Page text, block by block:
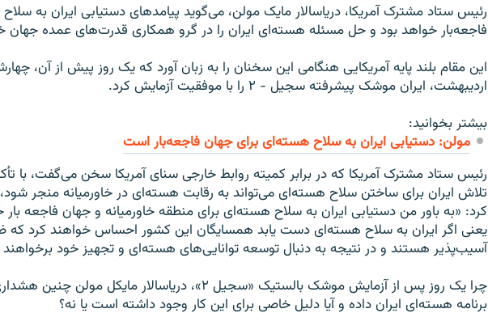
رئیس ستاد مشترک آمریکا، دریاسالار مایک مولن، می‌گوید پیامدهای دستیابی ایران به
فاجعه‌بار خواهد بود و حل مسئله هسته‌ای ایران را در گرو همکاری قدرت‌های عمده جهان
اردیبهشت، ایران موشک پیشرفته سجیل - ۲ را با موفقیت آزمایش کرد.
بیشتر بخوانید:
مولن: دستيابى ايران به سلاح هسته‌اى براى جهان فاجعه‌بار است
رئيس ستاد مشترک آمريکا که در برابر کميته روابط خارجی سنای آمريکا سخن می‌گفت، با
تلاش ايران برای ساختن سلاح هسته‌ای می‌تواند به رقابت هسته‌ای در خاورميانه منجر
کرد: «‌به باور من دستيابی ايران به سلاح هسته‌ای برای منطقه خاورميانه و جهان فاجعه بار
يعنی اگر ايران به سلاح هسته‌ای دست يابد همسايگان اين کشور احساس خواهند کرد
آسيب‌پذير هستند و در نتيجه به دنبال توسعه توانايی‌های هسته‌ای و تجهيز خود
چرا يک روز پس از آزمايش موشک بالستيک «سجيل ۲»، درياسالار مايکل مولن
برنامه هسته‌ای ايران داده و آيا دليل خاصی برای اين کار وجود داشته است يا نه؟